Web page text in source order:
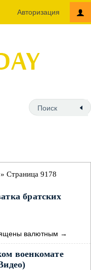
Авторизация
» Страница 9178
братских
валютным →
военкомате